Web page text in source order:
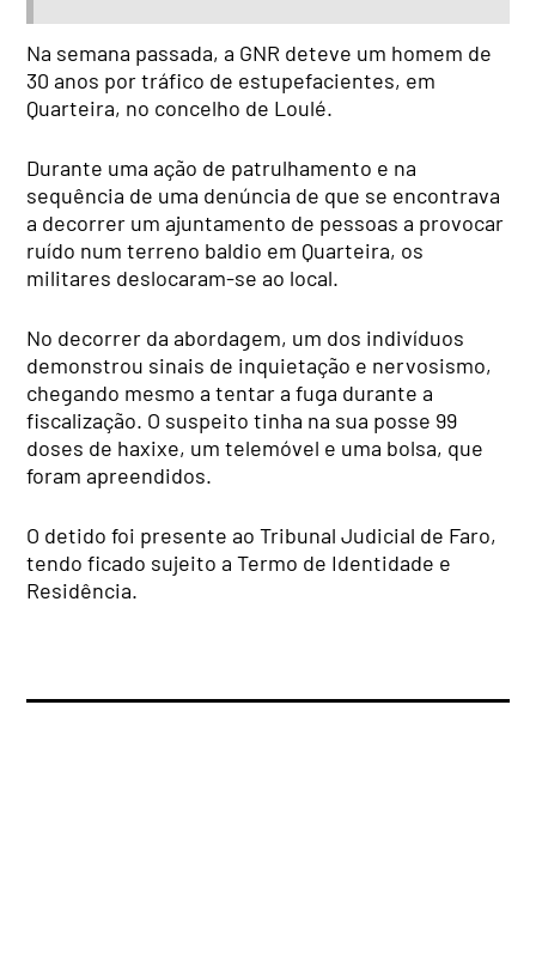
Na semana passada, a GNR deteve um homem de
30 anos por tráfico de estupefacientes, em
Quarteira, no concelho de Loulé.
Durante uma ação de patrulhamento e na
sequência de uma denúncia de que se encontrava
a decorrer um ajuntamento de pessoas a provocar
ruído num terreno baldio em Quarteira, os
militares deslocaram-se ao local.
No decorrer da abordagem, um dos indivíduos
demonstrou sinais de inquietação e nervosismo,
chegando mesmo a tentar a fuga durante a
fiscalização. O suspeito tinha na sua posse 99
doses de haxixe, um telemóvel e uma bolsa, que
foram apreendidos.
O detido foi presente ao Tribunal Judicial de Faro,
tendo ficado sujeito a Termo de Identidade e
Residência.